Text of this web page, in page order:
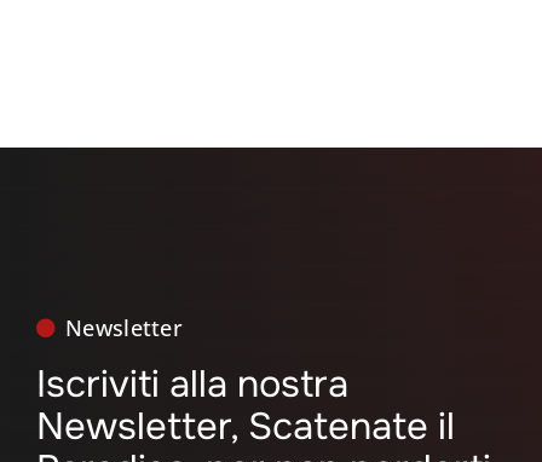
Newsletter
Iscriviti alla nostra
Newsletter, Scatenate il